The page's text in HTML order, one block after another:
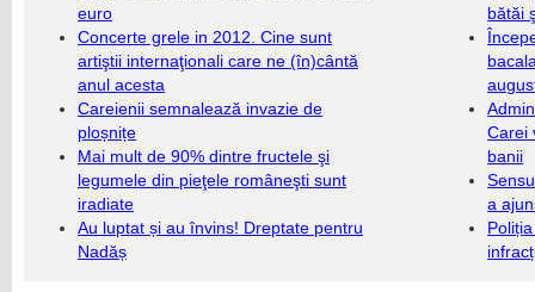
euro
Concerte grele in 2012. Cine sunt
artiştii internaţionali care ne (în)cântă
anul acesta
Careienii semnalează invazie de
ploșnițe
Mai mult de 90% dintre fructele şi
legumele din pieţele româneşti sunt
iradiate
Au luptat și au învins! Dreptate pentru
Nadăș
bătăi
Carei
banii
a